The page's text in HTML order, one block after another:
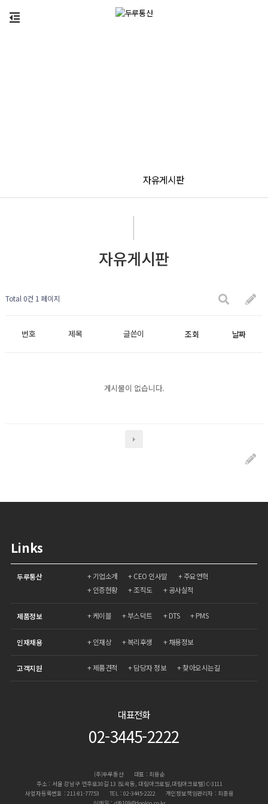
자유게시판
자유게시판
Total 0건 1 페이지
번호 제목 글쓴이 조회 날짜
게시물이 없습니다.
Links
두루통산 기업소개 CEO 인사말
주요연혁
인증현황
조직도 공사실적
제품정보 케이블 부스덕트 DTS PMS
인재채용 인재상 복리후생 채용정보
고객지원 제품견적 담당자 정보 찾아오시는길
대표전화
02-3445-2222
(주)두루통산
대표 : 최용순
주소 : 서울 강남구 언주로30길 13 (도곡동, 대림아크로빌,대림아크로텔) C-3111
사업자등록번호 : 211-81-77753
TEL : 02-3445-2222
개인정보책임관리자 : 최종용